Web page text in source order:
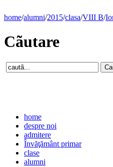
home/alumni/2015/clasa/VIII B/
Cãutare
home
despre noi
admitere
Învăţământ primar
clase
alumni